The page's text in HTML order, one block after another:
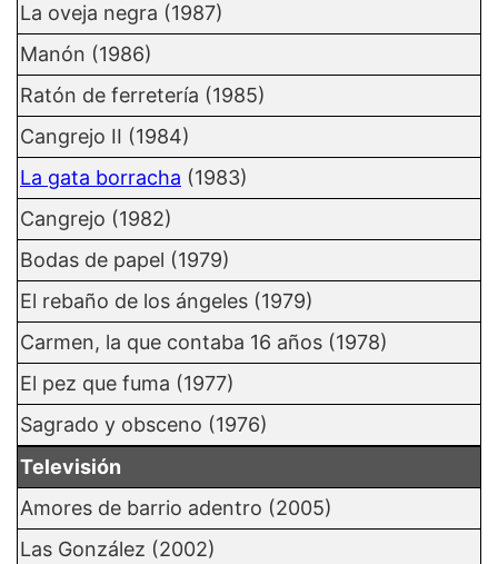
La oveja negra (1987)
Manón (1986)
Ratón de ferretería (1985)
Cangrejo II (1984)
La gata borracha (1983)
Cangrejo (1982)
Bodas de papel (1979)
El rebaño de los ángeles (1979)
Carmen, la que contaba 16 años (1978)
El pez que fuma (1977)
Sagrado y obsceno (1976)
Televisión
Amores de barrio adentro (2005)
Las González (2002)